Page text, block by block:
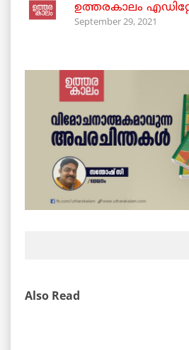
ഉത്തരകാലം
September 29, 2021
Also Read